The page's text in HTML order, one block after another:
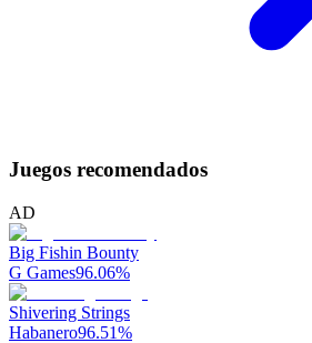
Juegos recomendados
AD
Big Fishin Bounty
G Games96.06%
Shivering Strings
Habanero96.51%